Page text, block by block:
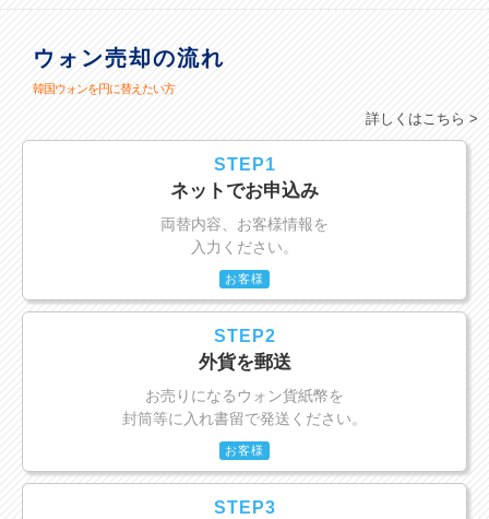
ウォン売却の流れ
韓国ウォンを円に替えたい方
詳しくはこちら >
STEP1
ネットでお申込み
両替内容、お客様情報を
入力ください。
お客様
STEP2
外貨を郵送
お売りになるウォン貨紙幣を
封筒等に入れ書留で発送ください。
お客様
STEP3